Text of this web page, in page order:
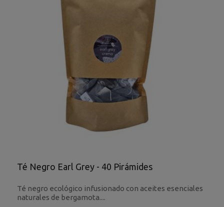
Té Negro Earl Grey - 40 Pirámides
Té negro ecológico infusionado con aceites esenciales
naturales de bergamota....